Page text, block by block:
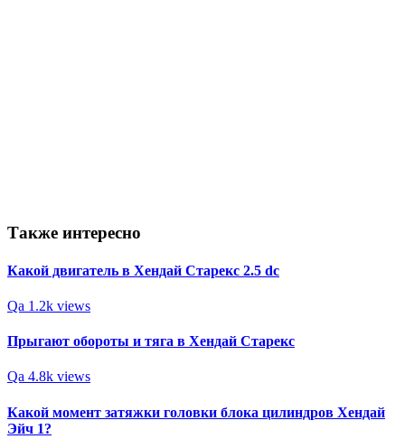
Также интересно
Какой двигатель в Хендай Старекс 2.5 dс
Qa 1.2k views
Прыгают обороты и тяга в Хендай Старекс
Qa 4.8k views
Какой момент затяжки головки блока цилиндров Хендай
Эйч 1?